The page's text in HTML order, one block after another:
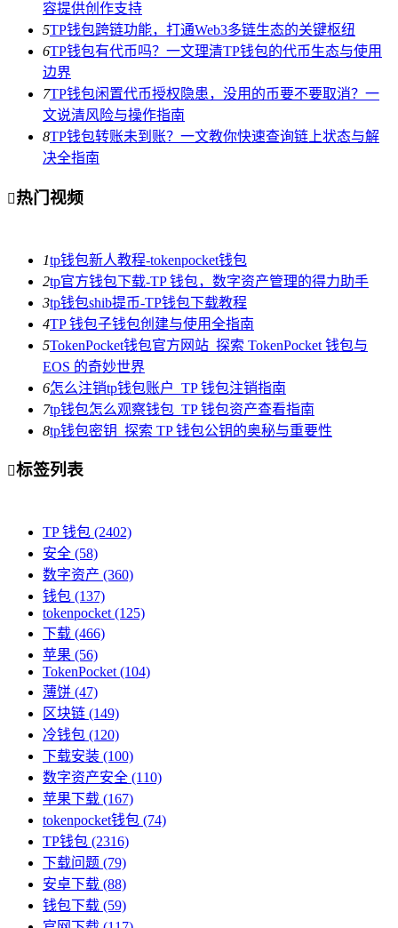
容提供创作支持
5TP钱包跨链功能，打通Web3多链生态的关键枢纽
6TP钱包有代币吗？一文理清TP钱包的代币生态与使用
边界
7TP钱包闲置代币授权隐患，没用的币要不要取消？一
文说清风险与操作指南
8TP钱包转账未到账？一文教你快速查询链上状态与解
决全指南
热门视频
1tp钱包新人教程-tokenpocket钱包
2tp官方钱包下载-TP 钱包，数字资产管理的得力助手
3tp钱包shib提币-TP钱包下载教程
4TP 钱包子钱包创建与使用全指南
5TokenPocket钱包官方网站_探索 TokenPocket 钱包与
EOS 的奇妙世界
6怎么注销tp钱包账户_TP 钱包注销指南
7tp钱包怎么观察钱包_TP 钱包资产查看指南
8tp钱包密钥_探索 TP 钱包公钥的奥秘与重要性
标签列表
TP 钱包 (2402)
安全 (58)
数字资产 (360)
钱包 (137)
tokenpocket (125)
下载 (466)
苹果 (56)
TokenPocket (104)
薄饼 (47)
区块链 (149)
冷钱包 (120)
下载安装 (100)
数字资产安全 (110)
苹果下载 (167)
tokenpocket钱包 (74)
TP钱包 (2316)
下载问题 (79)
安卓下载 (88)
钱包下载 (59)